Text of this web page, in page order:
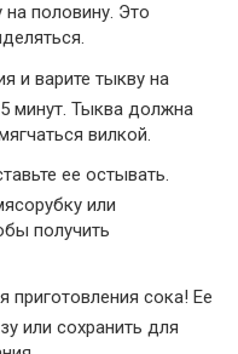
половину. Это
и варите тыкву на
минут. Тыква должна
вилкой.
ее остывать.
или
получить
приготовления сока! Ее
или сохранить для